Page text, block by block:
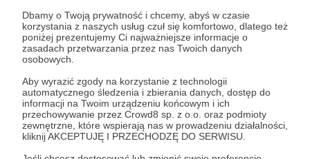
Dbamy o Twoją prywatność i chcemy, abyś w czasie
korzystania z naszych usług czuł się komfortowo, dlatego też
poniżej prezentujemy Ci najważniejsze informacje o
zasadach przetwarzania przez nas Twoich danych
osobowych.
Aby wyrazić zgody na korzystanie z technologii
automatycznego śledzenia i zbierania danych, dostęp do
informacji na Twoim urządzeniu końcowym i ich
przechowywanie przez Crowd8 sp. z o.o. oraz podmioty
zewnętrzne, które wspierają nas w prowadzeniu działalności,
kliknij AKCEPTUJĘ I PRZECHODZĘ DO SERWISU.
Poza tym, czym odwdzięczam się w ramach
poprzednich progów, chciałbym wysłać Ci drogą
mailową
złoty certyfikat Współtwórcy “Historii
Realnej” z moim podpisem i dedykacją!
Patroni: 58